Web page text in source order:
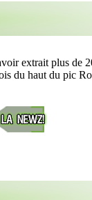
extrait plus de
du haut du pic